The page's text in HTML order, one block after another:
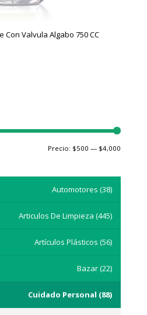
Con Valvula Algabo 750 CC
Precio: $500 — $4,000
Automotores(38)
Articulos De Limpieza(445)
Artículos Plásticos(56)
Bazar(22)
Cuidado Personal (88)